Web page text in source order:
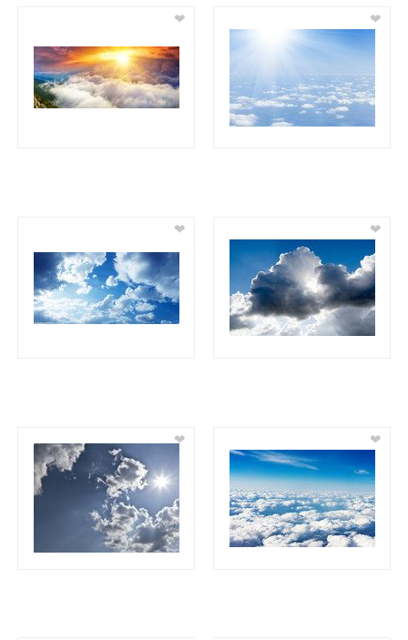
❤ ❤
❤ ❤
❤ ❤